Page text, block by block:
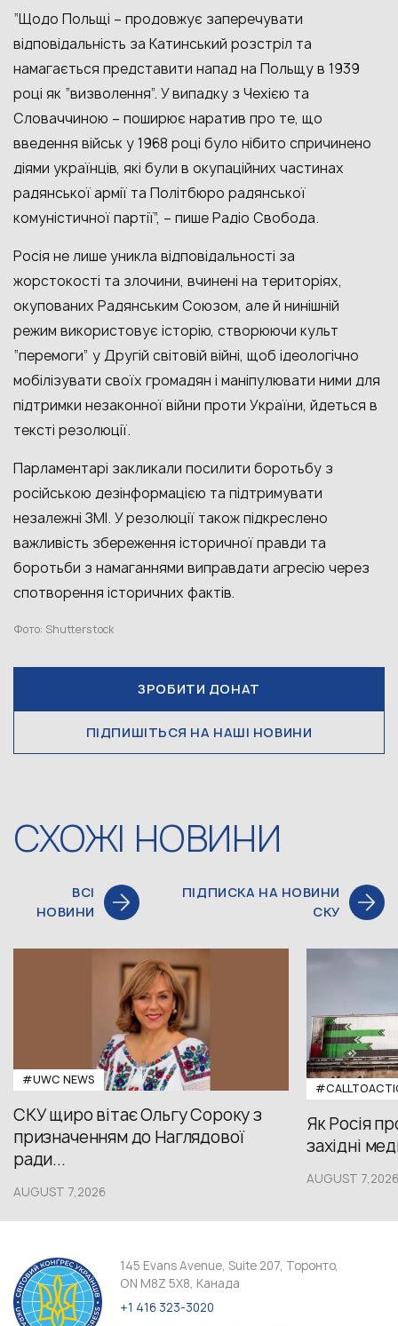
“Щодо Польщі – продовжує заперечувати
відповідальність за Катинський розстріл та
намагається представити напад на Польщу в 1939
році як “визволення”. У випадку з Чехією та
Словаччиною – поширює наратив про те, що
введення військ у 1968 році було нібито спричинено
діями українців, які були в окупаційних частинах
радянської армії та Політбюро радянської
комуністичної партії”, – пише Радіо Свобода.
Росія не лише уникла відповідальності за
жорстокості та злочини, вчинені на територіях,
окупованих Радянським Союзом, але й нинішній
режим використовує історію, створюючи культ
“перемоги” у Другій світовій війні, щоб ідеологічно
мобілізувати своїх громадян і маніпулювати ними для
підтримки незаконної війни проти України, йдеться в
тексті резолюції.
Парламентарі закликали посилити боротьбу з
російською дезінформацією та підтримувати
незалежні ЗМІ. У резолюції також підкреслено
важливість збереження історичної правди та
боротьби з намаганнями виправдати агресію через
спотворення історичних фактів.
Фото: Shutterstock
ЗРОБИТИ ДОНАТ
ПІДПИШІТЬСЯ НА НАШІ НОВИНИ
СХОЖІ НОВИНИ
ВСІ
НОВИНИ
ПІДПИСКА НА НОВИНИ
СКУ
#UWС NEWS
СКУ щиро вітає Ольгу Сороку з
призначенням до Наглядової
ради...
AUGUST 7,2026
Як Росія
західні
AUGUST 7,2026
145 Evans Avenue, Suite 207, Торонто,
ON M8Z 5X8, Канада
+1 416 323-3020